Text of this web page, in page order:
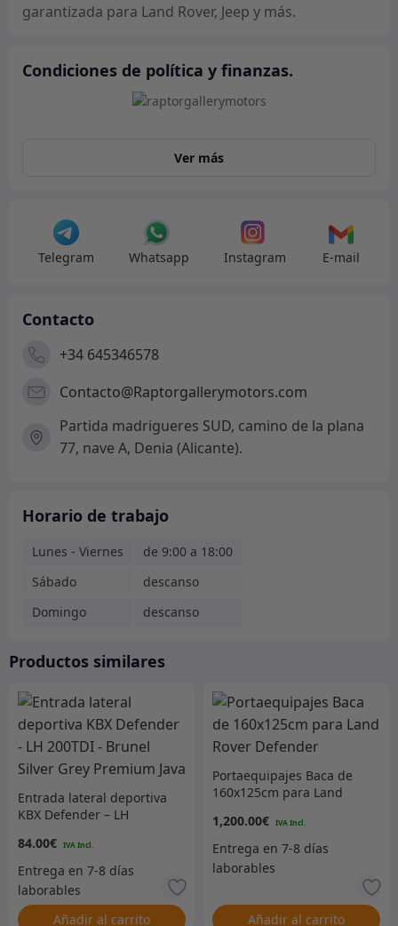
garantizada para Land Rover, Jeep y más.
Condiciones de política y finanzas.
Ver más
Telegram Whatsapp Instagram E-mail
Contacto
+34 645346578
Contacto@Raptorgallerymotors.com
Partida madrigueres SUD, camino de la plana
77, nave A, Denia (Alicante).
Horario de trabajo
Lunes - Viernes
de 9:00 a 18:00
Sábado
descanso
Domingo
descanso
Productos similares
Entrada lateral deportiva
KBX Defender – LH
Grey Premium Java
84.00€
Añadir al carrito
Portaequipajes Baca de
160x125cm para Land
1,200.00€
Añadir al carrito